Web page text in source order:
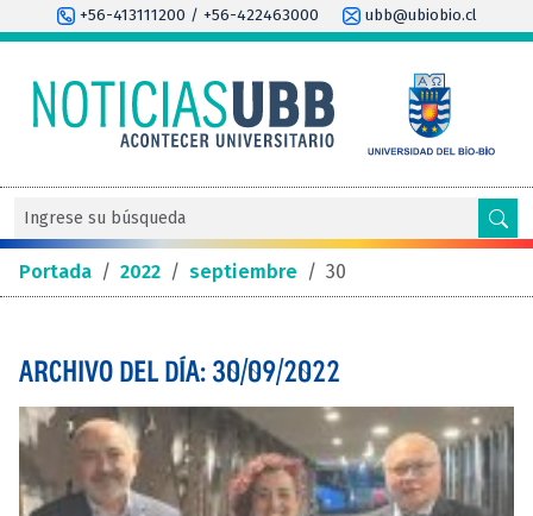
+56-413111200 / +56-422463000 ubb@ubiobio.cl
Portada / 2022 / septiembre / 30
ARCHIVO DEL DÍA: 30/09/2022